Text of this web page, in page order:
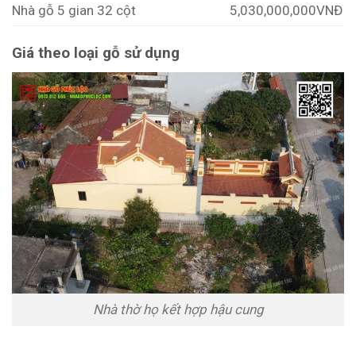
Nhà gỗ 5 gian 32 cột
5,030,000,000VNĐ
Giá theo loại gỗ sử dụng
Nhà thờ họ kết hợp hậu cung